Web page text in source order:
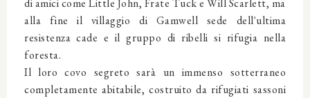
di amici come Little John, Frate Tuck e Will Scarlett, ma
alla fine il villaggio di Gamwell sede dell'ultima
resistenza cade e il gruppo di ribelli si rifugia nella
foresta.
Il loro covo segreto sarà un immenso sotterraneo
completamente abitabile, costruito da rifugiati sassoni